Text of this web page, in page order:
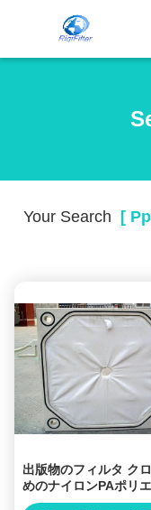
Your Search [
出版物のフィルタ ク
めのナイロンPAポリ
PE PPのモノラル フィ